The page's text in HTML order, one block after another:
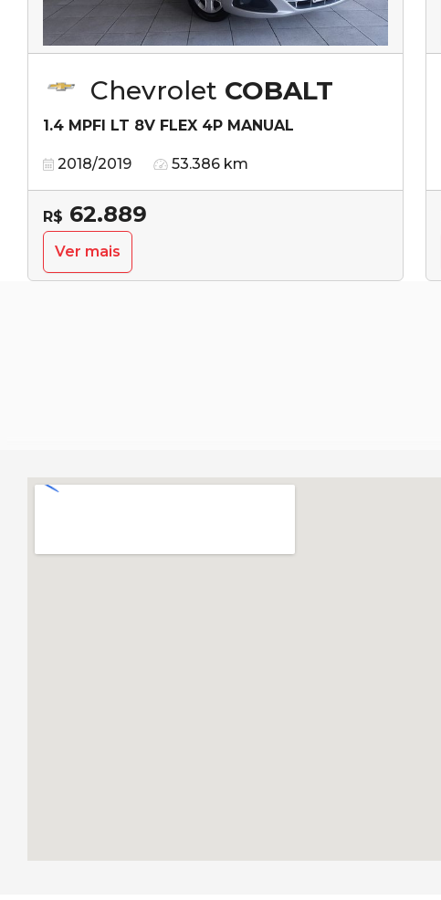
Chevrolet COBALT
1.4 MPFI LT 8V FLEX 4P MANUAL
2018/2019 53.386 km
R$ 62.889
Ver mais